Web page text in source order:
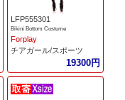
LFP555301
Bikini Bottom Costume
Forplay
チアガール/スポーツ
19300円